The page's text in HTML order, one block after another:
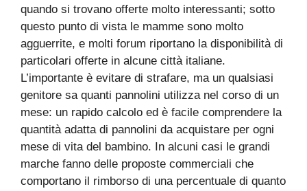
quando si trovano offerte molto interessanti; sotto
questo punto di vista le mamme sono molto
agguerrite, e molti forum riportano la disponibilità di
particolari offerte in alcune città italiane.
L’importante è evitare di strafare, ma un qualsiasi
genitore sa quanti pannolini utilizza nel corso di un
mese: un rapido calcolo ed è facile comprendere la
quantità adatta di pannolini da acquistare per ogni
mese di vita del bambino. In alcuni casi le grandi
marche fanno delle proposte commerciali che
comportano il rimborso di una percentuale di quanto